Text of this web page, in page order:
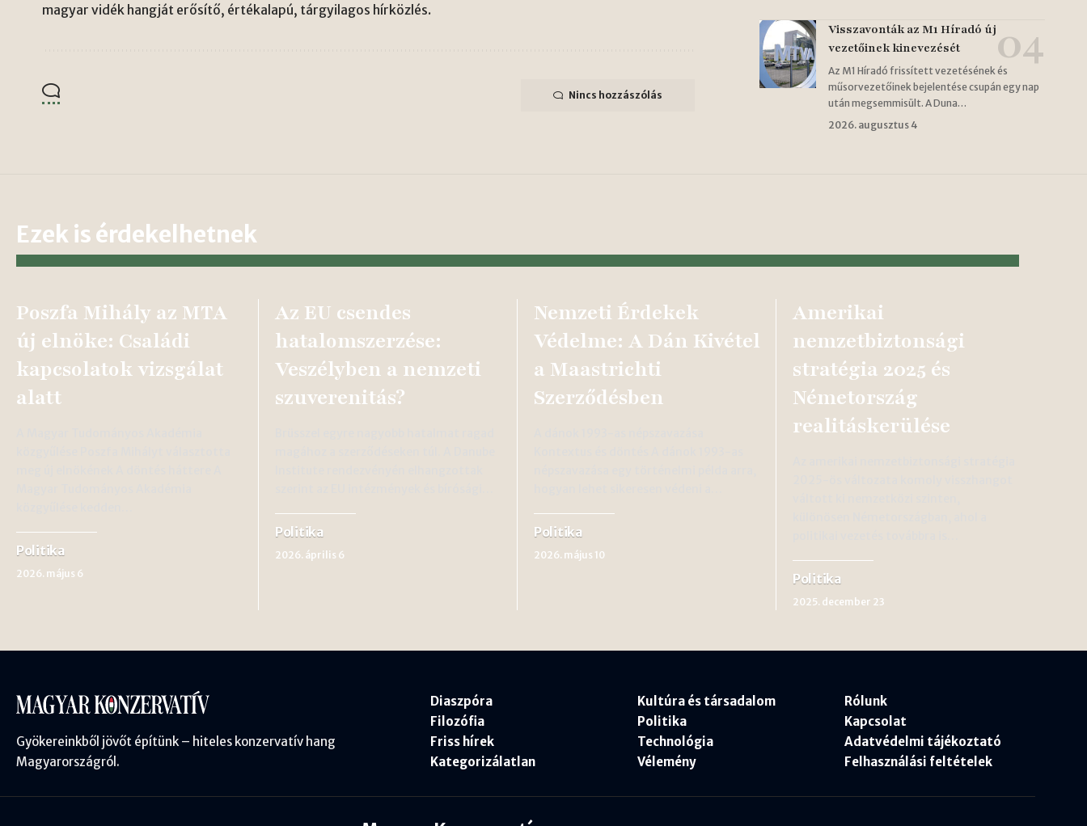
magyar vidék hangját erősítő, értékalapú, tárgyilagos hírközlés.
Nincs hozzászólás
Visszavonták az M1 Híradó új
vezetőinek kinevezését
Az M1 Híradó frissített vezetésének és
műsorvezetőinek bejelentése csupán egy nap
után megsemmisült. A Duna…
2026. augusztus 4
Ezek is érdekelhetnek
Poszfa Mihály az MTA
új elnöke: Családi
kapcsolatok vizsgálat
alatt
Politika
2026. május 6
Az EU csendes
hatalomszerzése:
Veszélyben a nemzeti
szuverenitás?
Politika
2026. április 6
Nemzeti Érdekek
Védelme: A Dán Kivétel
a Maastrichti
Szerződésben
Politika
2026. május 10
Amerikai
nemzetbiztonsági
stratégia 2025 és
Németország
realitáskerülése
Politika
2025. december 23
Gyökereinkből jövőt építünk – hiteles konzervatív hang
Magyarországról.
Diaszpóra
Filozófia
Friss hírek
Kategorizálatlan
Kultúra és társadalom
Politika
Technológia
Vélemény
Rólunk
Kapcsolat
Adatvédelmi tájékoztató
Felhasználási feltételek